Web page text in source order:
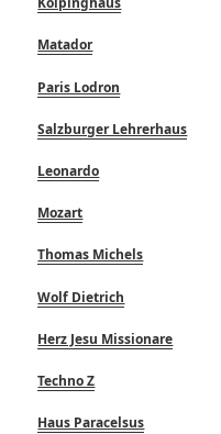
Matador
Paris Lodron
Salzburger Lehrerhaus
Leonardo
Mozart
Thomas Michels
Wolf Dietrich
Herz Jesu Missionare
Techno Z
Haus Paracelsus